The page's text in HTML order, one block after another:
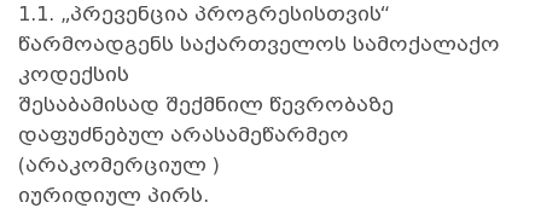
1.1. „პრევენცია პროგრესისთვის“
წარმოადგენს საქართველოს სამოქალაქო
კოდექსის
შესაბამისად შექმნილ წევრობაზე
დაფუძნებულ არასამეწარმეო
(არაკომერციულ )
იურიდიულ პირს.